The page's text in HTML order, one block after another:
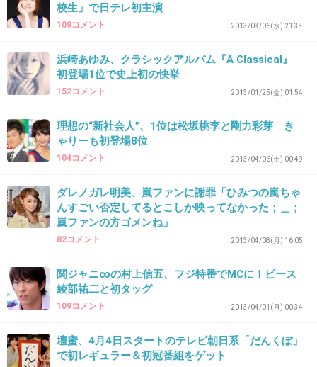
41. 匿名2013/04/25(木) 17:23:20
テーマは日本を力づけるみたいなのらしいけど
だったらアナウンサーでやってほしかった
櫻井さん嫌いじゃないけどこの人が司会だと
ジャニでも決まったグループばかりでスマップ
とか出してもらえない
ジャニーに干されてるw-indsとか絶対出れない
+26 -15
42. 匿名2013/04/25(木) 17:34:20
こうゆうキャスティングが視聴率低下を招く原因
適材適所が重要だと思う
皆さん、それを受け入れてしまう局の皆さんには失望する
ばかりです
校生」で日テレ初主演
109コメント 2013/03/06(水) 21:33
浜崎あゆみ、クラシックアルバム『A Classical』
初登場1位で史上初の快挙
152コメント 2013/01/25(金) 01:54
理想の“新社会人”、1位は松坂桃李と剛力彩芽 き
ゃりーも初登場8位
104コメント 2013/04/06(土) 00:49
ダレノガレ明美、嵐ファンに謝罪「ひみつの嵐ちゃ
んすごい否定してるとこしか映ってなかった；＿；
嵐ファンの方ゴメンね」
82コメント 2013/04/08(月) 16:05
関ジャニ∞の村上信五、フジ特番でMCに！ピース
綾部祐二と初タッグ
109コメント 2013/04/01(月) 00:34
壇蜜、4月4日スタートのテレビ朝日系「だんくぼ」
で初レギュラー＆初冠番組をゲット